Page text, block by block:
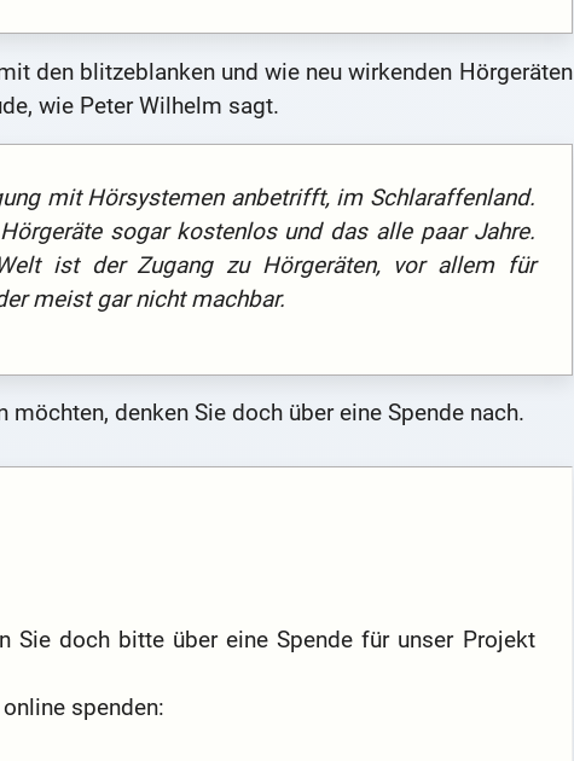
den blitzeblanken und wie neu wirkenden Hörgeräten
wie Peter Wilhelm sagt.
mit Hörsystemen anbetrifft, im Schlaraffenland.
sogar kostenlos und das alle paar Jahre.
ist der Zugang zu Hörgeräten, vor allem für
meist gar nicht machbar.
denken Sie doch über eine Spende nach.
Sie doch bitte über eine Spende für unser Projekt
spenden: